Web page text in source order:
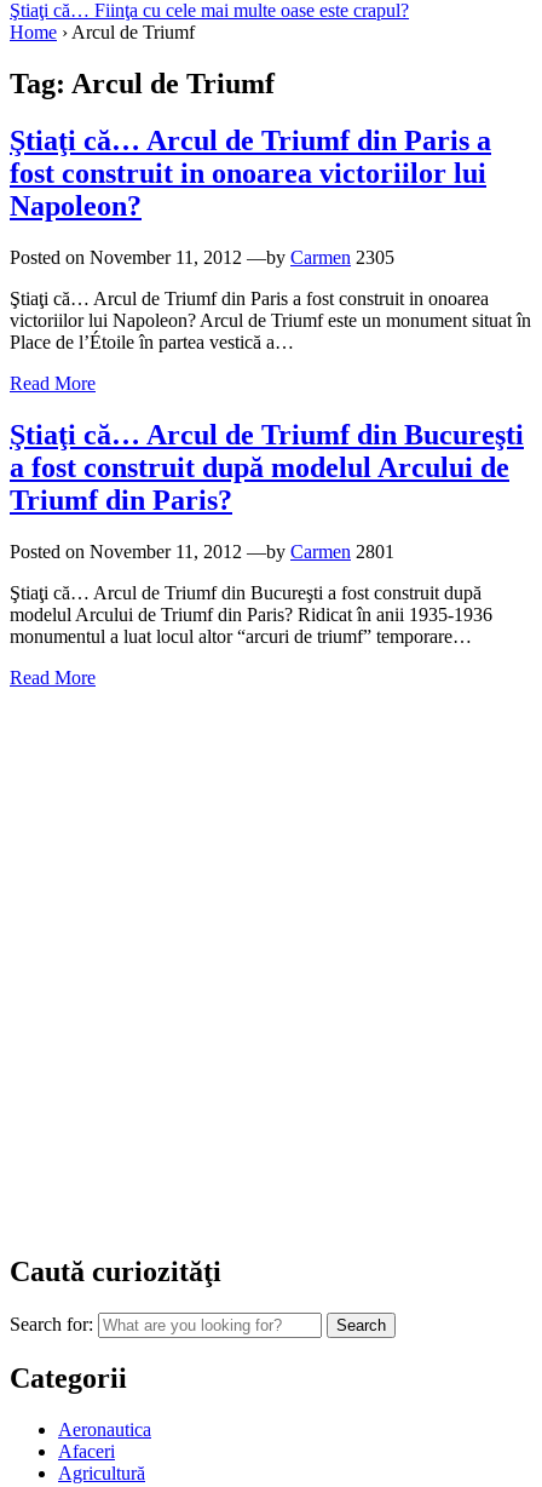
Ştiaţi că… Fiinţa cu cele mai multe oase este crapul?
Home ›Arcul de Triumf
Tag: Arcul de Triumf
Ştiaţi că… Arcul de Triumf din Paris a
fost construit in onoarea victoriilor lui
Napoleon?
Posted on November 11, 2012 —by Carmen 2305
Ştiaţi că… Arcul de Triumf din Paris a fost construit in onoarea
victoriilor lui Napoleon? Arcul de Triumf este un monument situat în
Place de l’Étoile în partea vestică a…
Read More
Ştiaţi că… Arcul de Triumf din Bucureşti
a fost construit după modelul Arcului de
Triumf din Paris?
Posted on November 11, 2012 —by Carmen 2801
Ştiaţi că… Arcul de Triumf din Bucureşti a fost construit după
modelul Arcului de Triumf din Paris? Ridicat în anii 1935-1936
monumentul a luat locul altor “arcuri de triumf” temporare…
Read More
Caută curiozităţi
Search for:
Categorii
Aeronautica
Afaceri
Agricultură